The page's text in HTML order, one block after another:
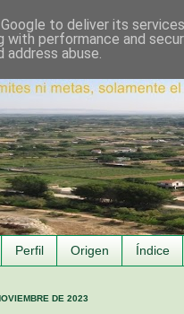
Perfil Origen Índice
DE 2023
to deliver its
with performance and
abuse.